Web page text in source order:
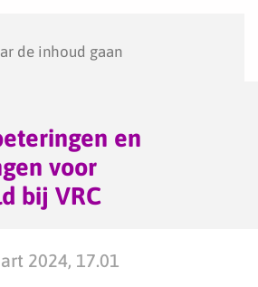
de inhoud gaan
en
voor
bij VRC
2024, 17.01